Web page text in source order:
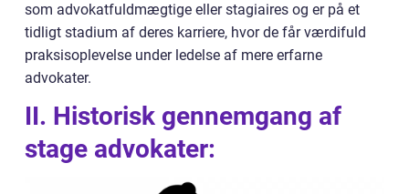
som advokatfuldmægtige eller stagiaires og er på et
tidligt stadium af deres karriere, hvor de får værdifuld
praksisoplevelse under ledelse af mere erfarne
advokater.
II. Historisk gennemgang af
stage advokater: